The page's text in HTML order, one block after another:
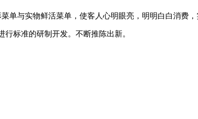
与实物鲜活菜单，使客人心明眼亮，明明白白消费，
标准的研制开发。不断推陈出新。